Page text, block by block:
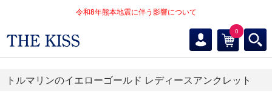
令和8年熊本地震に伴う影響について
0
トルマリンのイエローゴールド レディースアンクレット